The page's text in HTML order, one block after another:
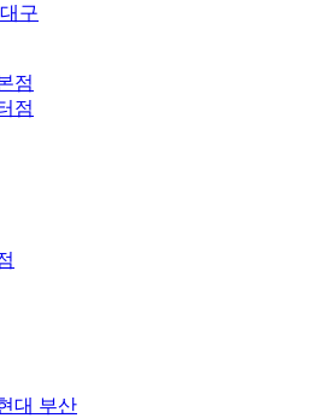
구
점
점
대 부산